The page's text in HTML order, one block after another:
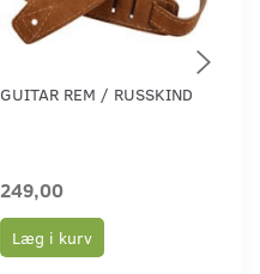
GUITAR REM / RUSSKIND
249,00
Læg i kurv